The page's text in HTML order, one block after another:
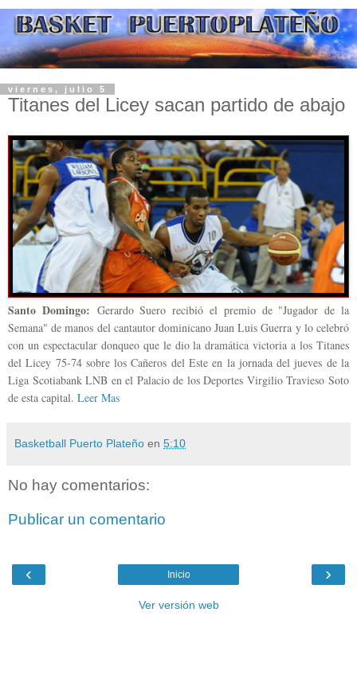
viernes, julio 5
Titanes del Licey sacan partido de abajo
Santo Domingo: Gerardo Suero recibió el premio de "Jugador de la
Semana" de manos del cantautor dominicano Juan Luis Guerra y lo celebró
con un espectacular donqueo que le dio la dramática victoria a los Titanes
del Licey 75-74 sobre los Cañeros del Este en la jornada del jueves de la
Liga Scotiabank LNB en el Palacio de los Deportes Virgilio Travieso Soto
de esta capital. Leer Mas
Basketball Puerto Plateño en 5:10
No hay comentarios:
Publicar un comentario
‹ ›
Inicio
Ver versión web